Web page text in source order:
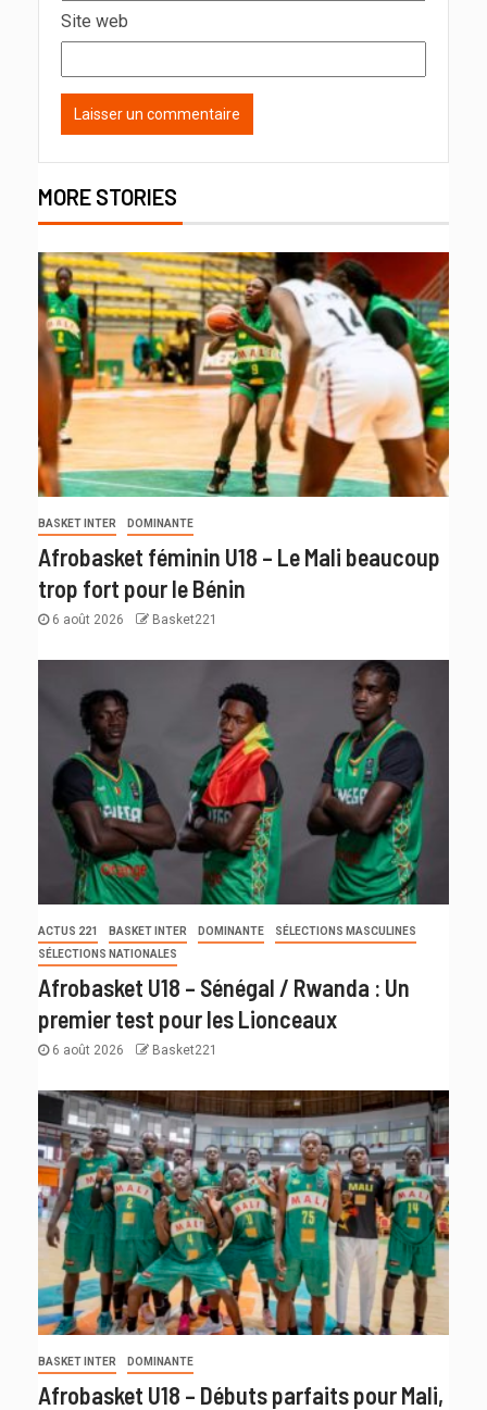
Site web
MORE STORIES
BASKET INTER DOMINANTE
Afrobasket féminin U18 – Le Mali beaucoup
trop fort pour le Bénin
6 août 2026 Basket221
ACTUS 221 BASKET INTER DOMINANTE
SÉLECTIONS MASCULINES
SÉLECTIONS NATIONALES
Afrobasket U18 – Sénégal / Rwanda : Un
premier test pour les Lionceaux
6 août 2026 Basket221
BASKET INTER DOMINANTE
Afrobasket U18 – Débuts parfaits pour Mali,